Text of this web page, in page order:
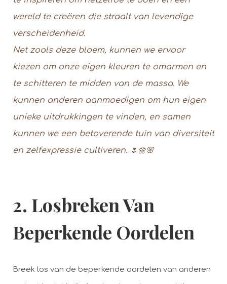
wereld te creëren die straalt van levendige
verscheidenheid.
Net zoals deze bloem, kunnen we ervoor
kiezen om onze eigen kleuren te omarmen en
te schitteren te midden van de massa. We
kunnen anderen aanmoedigen om hun eigen
unieke uitdrukkingen te vinden, en samen
kunnen we een betoverende tuin van diversiteit
en zelfexpressie cultiveren. 🌷🌼🌸
2. Losbreken Van
Beperkende Oordelen
Breek los van de beperkende oordelen van anderen